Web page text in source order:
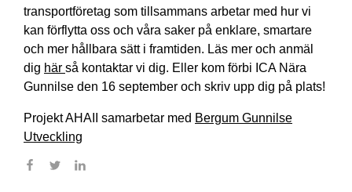
transportföretag som tillsammans arbetar med hur vi
kan förflytta oss och våra saker på enklare, smartare
och mer hållbara sätt i framtiden. Läs mer och anmäl
dig här så kontaktar vi dig. Eller kom förbi ICA Nära
Gunnilse den 16 september och skriv upp dig på plats!
Projekt AHAII samarbetar med Bergum Gunnilse
Utveckling